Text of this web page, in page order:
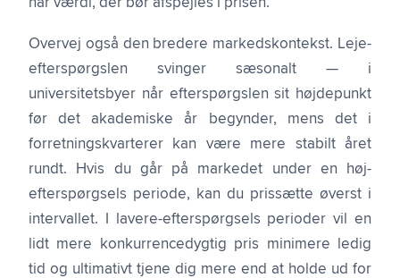
har værdi, der bør afspejles i prisen.
Overvej også den bredere markedskontekst. Leje-
efterspørgslen svinger sæsonalt — i
universitetsbyer når efterspørgslen sit højdepunkt
før det akademiske år begynder, mens det i
forretningskvarterer kan være mere stabilt året
rundt. Hvis du går på markedet under en høj-
efterspørgsels periode, kan du prissætte øverst i
intervallet. I lavere-efterspørgsels perioder vil en
lidt mere konkurrencedygtig pris minimere ledig
tid og ultimativt tjene dig mere end at holde ud for